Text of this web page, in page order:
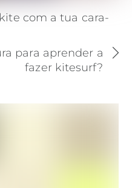
com a tua cara-
para aprender a
fazer kitesurf?